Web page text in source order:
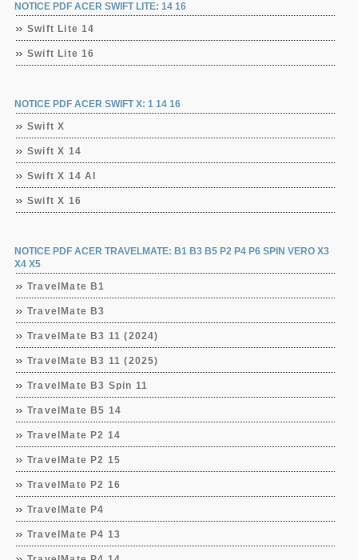
NOTICE PDF ACER SWIFT LITE: 14 16
Swift Lite 14
Swift Lite 16
NOTICE PDF ACER SWIFT X: 1 14 16
Swift X
Swift X 14
Swift X 14 AI
Swift X 16
NOTICE PDF ACER TRAVELMATE: B1 B3 B5 P2 P4 P6 SPIN VERO X3
X4 X5
TravelMate B1
TravelMate B3
TravelMate B3 11 (2024)
TravelMate B3 11 (2025)
TravelMate B3 Spin 11
TravelMate B5 14
TravelMate P2 14
TravelMate P2 15
TravelMate P2 16
TravelMate P4
TravelMate P4 13